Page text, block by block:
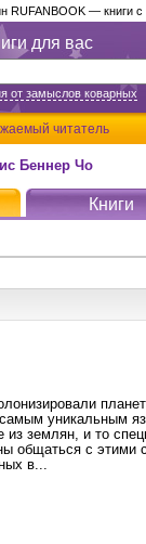
для вас
от замыслов коварных
читатель
RUFANBOOK — книги
Беннер Чо
Книги
уникальным
землян, и то
общаться с этими
в...